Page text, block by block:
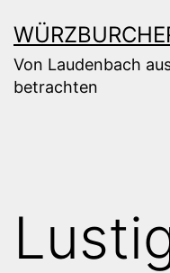
Inhalt
springen
Von Laudenbach
betrachten